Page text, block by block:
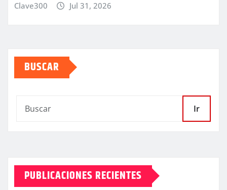
Clave300 Jul 31, 2026
BUSCAR
Ir
PUBLICACIONES RECIENTES